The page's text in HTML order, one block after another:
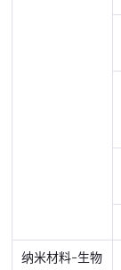
纳米材料-生物